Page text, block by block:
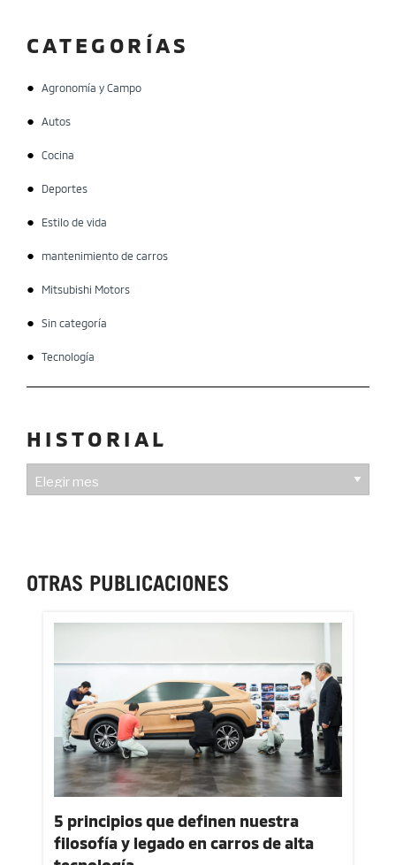
CATEGORÍAS
Agronomía y Campo
Autos
Cocina
Deportes
Estilo de vida
mantenimiento de carros
Mitsubishi Motors
Sin categoría
Tecnología
HISTORIAL
HISTORIAL
OTRAS PUBLICACIONES
5 principios que definen nuestra
filosofía y legado en carros de alta